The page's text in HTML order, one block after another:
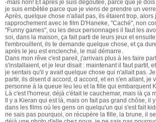
-mais non! Et après je suis dégoutée, parce que je
je suis embêtée parce que je viens de prendre un
Après, quelque chose n'allait pas, ils étaient trop, alors
rapprochement avec le film D'Haneke, "Caché", non
"Funny games", ou les deux personnages il faut les
soi, dans la maison, ça fait parti de leurs jeux et
t'embrouillent, ils te demande quelque chose, et ça
après le jeu est enclenché, le mal démarre.
Dans mon rêve c'est pareil, j'arrivais plus à les faire
s'installaient, et je leur disait : maintenant il faut partit,
je sentais qu'il y avait quelque chose qui n'allait pas.
partir, ils disent d accord, d accord, et en s'en allant, je
personne à la queue leu leu et la fille qui embarquent
Là c'est l'horreur, déjà c'était le cauchemar, mais là ça
Il y a Kieran qui est là, mais on fait pas grand chôse, il
dans les films où les gens on quelqu'un qui s'est fait
ne sais pas pourquoi, on récupère la fille, la brune, il